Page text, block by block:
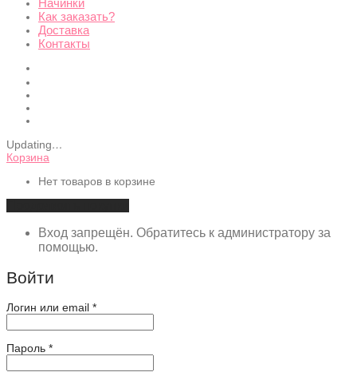
Начинки
Как заказать?
Доставка
Контакты
Updating…
Корзина
Нет товаров в корзине
Вход запрещён. Обратитесь к администратору за
помощью.
Войти
Логин или email *Обязательно
Пароль *Обязательно